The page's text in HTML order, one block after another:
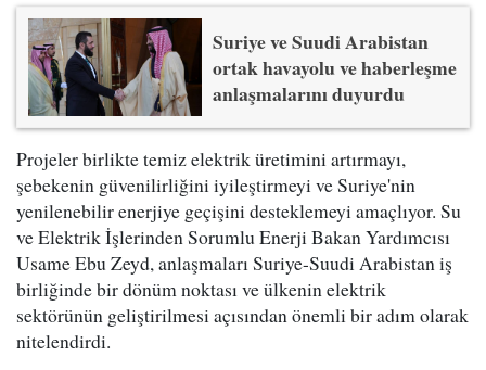
Suriye ve Suudi Arabistan
ortak havayolu ve haberleşme
anlaşmalarını duyurdu
Projeler birlikte temiz elektrik üretimini artırmayı,
şebekenin güvenilirliğini iyileştirmeyi ve Suriye'nin
yenilenebilir enerjiye geçişini desteklemeyi amaçlıyor. Su
ve Elektrik İşlerinden Sorumlu Enerji Bakan Yardımcısı
Usame Ebu Zeyd, anlaşmaları Suriye-Suudi Arabistan iş
birliğinde bir dönüm noktası ve ülkenin elektrik
sektörünün geliştirilmesi açısından önemli bir adım olarak
nitelendirdi.